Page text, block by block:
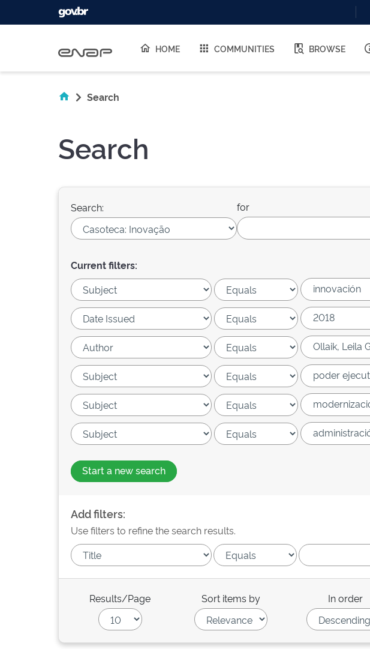
HOME COMMUNITIES BROWSE
Search
Search
Search: for
Current filters:
Start a new search
Add filters:
Use filters to refine the search results.
Results/Page Sort items by In order